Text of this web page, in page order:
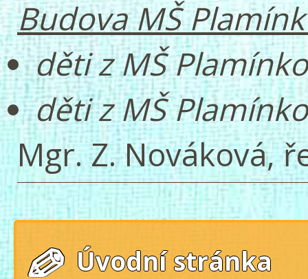
Budova MŠ
děti z MŠ
děti z MŠ
Mgr. Z. Nováková,
Úvodní stránka